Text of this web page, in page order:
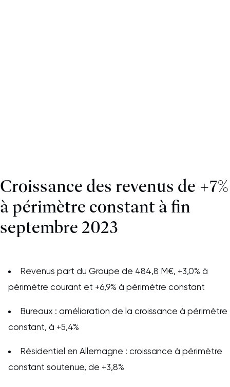
Croissance des revenus de +7%
à périmètre constant à fin
septembre 2023
Revenus part du Groupe de 484,8 M€, +3,0% à
périmètre courant et +6,9% à périmètre constant
Bureaux : amélioration de la croissance à périmètre
constant, à +5,4%
Résidentiel en Allemagne : croissance à périmètre
constant soutenue, de +3,8%